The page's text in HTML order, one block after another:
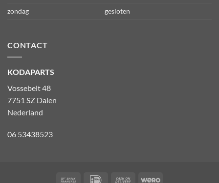
zondag
gesloten
CONTACT
KODAPARTS
Vossebelt 48
7751 SZ Dalen
Nederland
06 53438523
Bank IDeal Cash Wero